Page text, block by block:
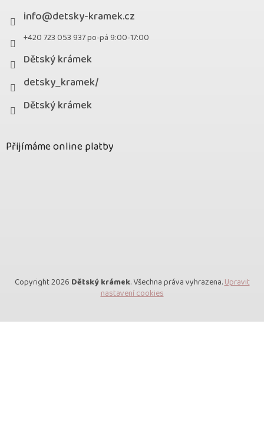
info@detsky-kramek.cz
+420 723 053 937 po-pá 9:00-17:00
Dětský krámek
detsky_kramek/
Dětský krámek
Přijímáme online platby
Copyright 2026 Dětský krámek. Všechna práva vyhrazena.Upravit
nastavení cookies